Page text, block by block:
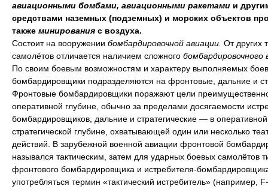
авиационными бомбами, авиационными ракетами и
средствами наземных (подземных) и морских объектов
также минирования с воздуха.
Состоит на вооружении бомбардировочной авиации. От других
самолётов отличается наличием сложного бомбардировочного
По своим боевым возможностям и характеру выполняемых
бомбардировщики подразделяются на фронтовые, дальние и
Фронтовые бомбардировщики поражают цели
оперативной глубине, обычно за пределами досягаемости
бомбардировщиков, дальние и стратегические — в
стратегической глубине, охватывающей один или несколько
действий. В зарубежной военной авиации фронтовой
назывался тактическим, затем для ударных боевых самолётов
фронтового бомбардировщика и истребителя-
употребляться термин «тактический истребитель» (например,